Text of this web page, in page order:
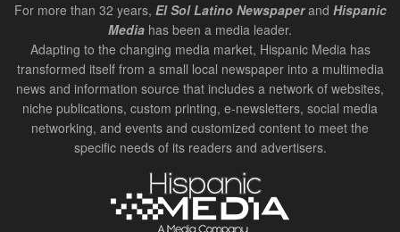
For more than 32 years, El Sol Latino Newspaperand Hispanic
Media has been a media leader.
Adapting to the changing media market, Hispanic Media has
transformed itself from a small local newspaper into a multimedia
news and information source that includes a network of websites,
niche publications, custom printing, e-newsletters, social media
networking, and events and customized content to meet the
specific needs of its readers and advertisers.